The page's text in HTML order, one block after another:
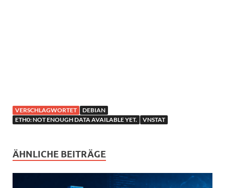
VERSCHLAGWORTET
DEBIAN
ETH0: NOT ENOUGH DATA AVAILABLE YET.
VNSTAT
ÄHNLICHE BEITRÄGE